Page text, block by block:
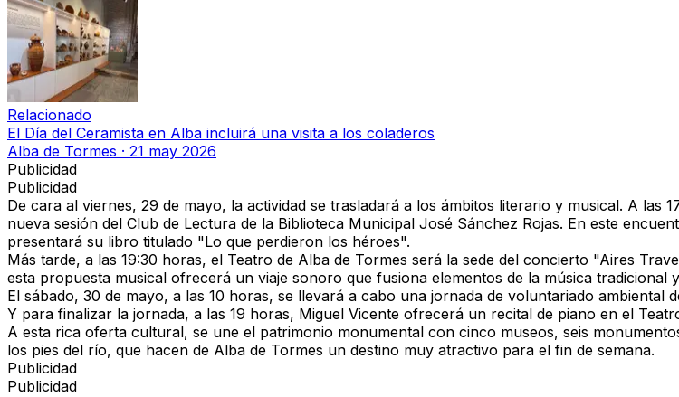
Relacionado
El Día del Ceramista en Alba incluirá una visita a los coladeros
Alba de Tormes · 21 may 2026
Publicidad
Publicidad
De cara al viernes, 29 de mayo, la actividad se trasladará a los ámbitos literario y musical. A las
nueva sesión del Club de Lectura de la Biblioteca Municipal José Sánchez Rojas. En este
presentará su libro titulado "Lo que perdieron los héroes".
Más tarde, a las 19:30 horas, el Teatro de Alba de Tormes será la sede del concierto "Aires
esta propuesta musical ofrecerá un viaje sonoro que fusiona elementos de la música tradicional
El sábado, 30 de mayo, a las 10 horas, se llevará a cabo una jornada de voluntariado ambiental
Y para finalizar la jornada, a las 19 horas, Miguel Vicente ofrecerá un recital de piano en el
A esta rica oferta cultural, se une el patrimonio monumental con cinco museos, seis
los pies del río, que hacen de Alba de Tormes un destino muy atractivo para el fin de semana.
Publicidad
Publicidad